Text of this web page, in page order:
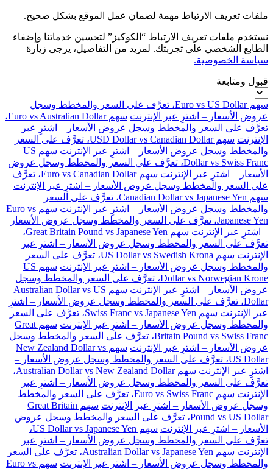
ملفات تعريف الارتباط مهمة لضمان عمل الموقع بشكل صحيح.
نستخدم ملفات تعريف الارتباط “الكوكيز” لتحسين خدماتنا وإضفاء
الطابع الشخصي على تجربتك. لمزيد من التفاصيل، يرجى زيارة
سياسة الخصوصية.
قبول ومتابعة
سهم Euro vs US Dollar، تعرَّف على السعر والمخطط وسجل
عروض الأسعار – اشترِ عبر الإنترنت
سهم Euro vs Australian Dollar،
تعرَّف على السعر والمخطط وسجل عروض الأسعار – اشترِ عبر
الإنترنت
سهم USD Dollar vs Canadian Dollar، تعرَّف على السعر
والمخطط وسجل عروض الأسعار – اشترِ عبر الإنترنت
سهم US
Dollar vs Swiss Franc، تعرَّف على السعر والمخطط وسجل عروض
الأسعار – اشترِ عبر الإنترنت
سهم Euro vs Canadian Dollar، تعرَّف
على السعر والمخطط وسجل عروض الأسعار – اشترِ عبر الإنترنت
سهم Canadian Dollar vs Japanese Yen، تعرَّف على السعر
والمخطط وسجل عروض الأسعار – اشترِ عبر الإنترنت
سهم Euro vs
Japanese Yen، تعرَّف على السعر والمخطط وسجل عروض الأسعار
– اشترِ عبر الإنترنت
سهم Great Britain Pound vs Japanese Yen،
تعرَّف على السعر والمخطط وسجل عروض الأسعار – اشترِ عبر
الإنترنت
سهم US Dollar vs Swedish Krona، تعرَّف على السعر
والمخطط وسجل عروض الأسعار – اشترِ عبر الإنترنت
سهم US
Dollar vs Norwegian Krone، تعرَّف على السعر والمخطط وسجل
عروض الأسعار – اشترِ عبر الإنترنت
سهم Australian Dollar vs US
Dollar، تعرَّف على السعر والمخطط وسجل عروض الأسعار – اشترِ
عبر الإنترنت
سهم Swiss Franc vs Japanese Yen، تعرَّف على السعر
والمخطط وسجل عروض الأسعار – اشترِ عبر الإنترنت
سهم Great
Britain Pound vs Swiss Franc، تعرَّف على السعر والمخطط وسجل
عروض الأسعار – اشترِ عبر الإنترنت
سهم New Zealand Dollar vs
US Dollar، تعرَّف على السعر والمخطط وسجل عروض الأسعار –
اشترِ عبر الإنترنت
سهم Australian Dollar vs New Zealand Dollar،
تعرَّف على السعر والمخطط وسجل عروض الأسعار – اشترِ عبر
الإنترنت
سهم Euro vs Swiss Franc، تعرَّف على السعر والمخطط
وسجل عروض الأسعار – اشترِ عبر الإنترنت
سهم Great Britain
Pound vs US Dollar، تعرَّف على السعر والمخطط وسجل عروض
الأسعار – اشترِ عبر الإنترنت
سهم US Dollar vs Japanese Yen،
تعرَّف على السعر والمخطط وسجل عروض الأسعار – اشترِ عبر
الإنترنت
سهم Australian Dollar vs Japanese Yen، تعرَّف على السعر
والمخطط وسجل عروض الأسعار – اشترِ عبر الإنترنت
سهم Euro vs